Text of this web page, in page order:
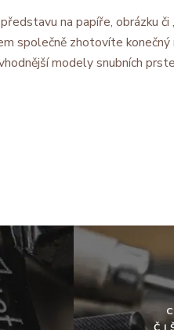
na papíře, obrázku či
společně zhotovíte konečný
modely snubních